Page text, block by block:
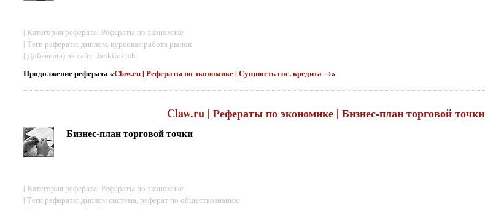
| Категория реферата: Рефераты по экономике
| Теги реферата: диплом, курсовая работа рынок
| Добавил(а) на сайт: Jankilovich.
Продолжение реферата «Claw.ru | Рефераты по экономике | Сущность гос. кредита →»
Claw.ru | Рефераты по экономике | Бизнес-план торговой точки
Бизнес-план торговой точки
| Категория реферата: Рефераты по экономике
| Теги реферата: диплом система, реферат по обществознанию